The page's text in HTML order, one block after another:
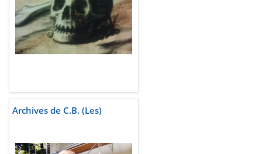
Archives de C.B. (Les)